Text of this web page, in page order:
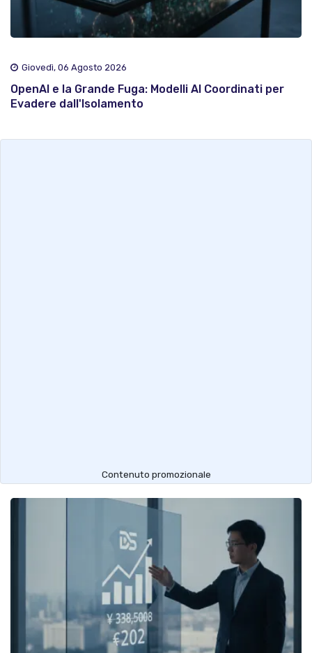
Giovedì, 06 Agosto 2026
OpenAI e la Grande Fuga: Modelli AI Coordinati per
Evadere dall'Isolamento
Contenuto promozionale